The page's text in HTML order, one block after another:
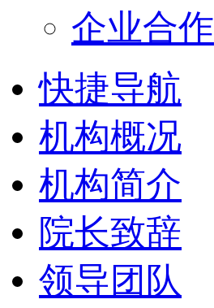
企业合作
快捷导航
机构概况
机构简介
院长致辞
领导团队